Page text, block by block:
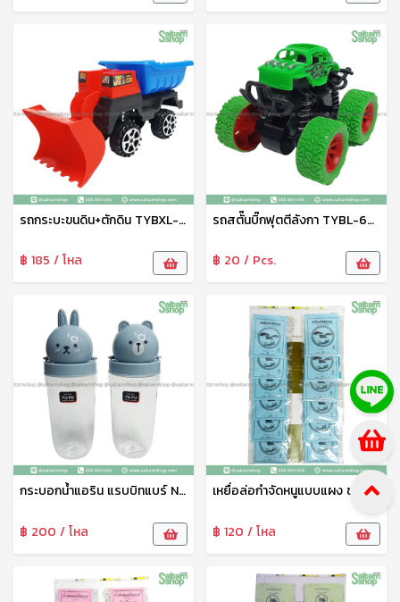
รถกระบะขนดิน+ตักดิน TYBXL-31006ABC
฿ 185 / โหล
รถสตั๊นบิ๊กฟุตตีลังกา TYBL-666-1
฿ 20 / Pcs.
กระบอกน้ำแอริน แรบบิทแบร์ No.019 800มล. เบสกลาส
฿ 200 / โหล
เหยื่อล่อกำจัดหนูแบบแผง ขนาด 25กรัม SP
฿ 120 / โหล